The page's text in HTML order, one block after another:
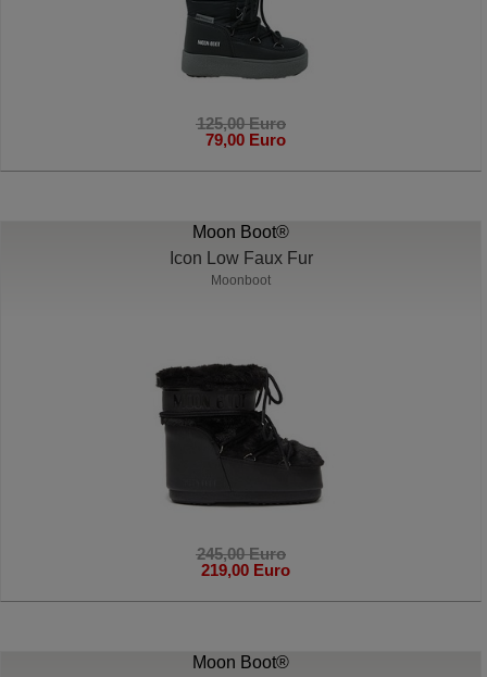
125,00 Euro
79,00 Euro
Moon Boot®
Icon Low Faux Fur
Moonboot
245,00 Euro
219,00 Euro
Moon Boot®